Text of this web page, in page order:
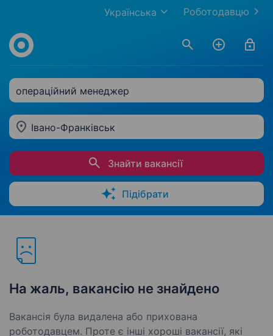
Роботодавцю
Українська
операційний менеджер
Івано-Франківськ
Знайти вакансії
Підібрати
На жаль, вакансію не знайдено
Вакансія була видалена або прихована
роботодавцем. Проте є інші хороші вакансії, які